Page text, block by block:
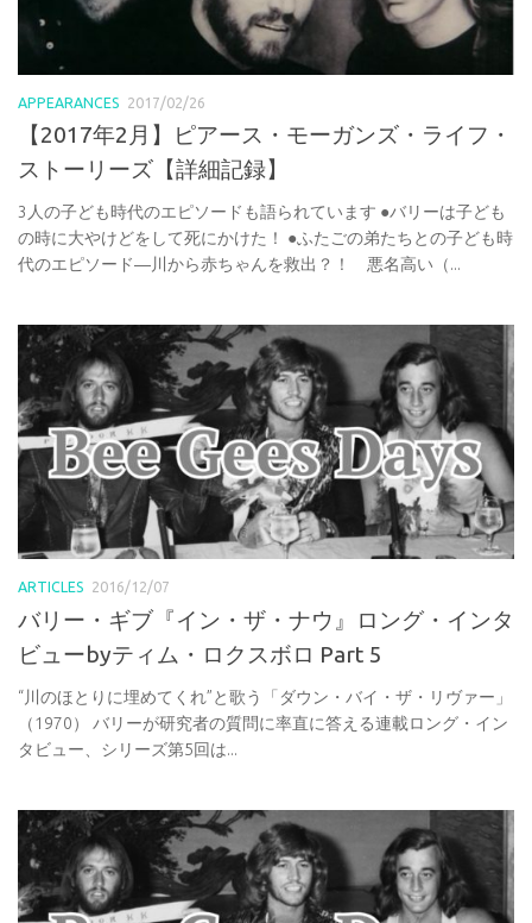
APPEARANCES 2017/02/26
【2017年2月】ピアース・モーガンズ・ライフ・
ストーリーズ【詳細記録】
3人の子ども時代のエピソードも語られています ●バリーは子ども
の時に大やけどをして死にかけた！ ●ふたごの弟たちとの子ども時
代のエピソード―川から赤ちゃんを救出？！ 悪名高い（...
ARTICLES 2016/12/07
バリー・ギブ『イン・ザ・ナウ』ロング・インタ
ビューbyティム・ロクスボロ Part 5
“川のほとりに埋めてくれ”と歌う「ダウン・バイ・ザ・リヴァー」
（1970） バリーが研究者の質問に率直に答える連載ロング・イン
タビュー、シリーズ第5回は...